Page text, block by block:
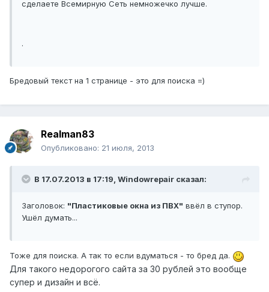
сделаете Всемирную Сеть немножечко лучше.
.
Бредовый текст на 1 странице - это для поиска =)
Realman83
Опубликовано: 21 июля, 2013
В 17.07.2013 в 17:19, Windowrepair сказал:
Заголовок: "Пластиковые окна из ПВХ" ввёл в ступор.
Ушёл думать...
Тоже для поиска. А так то если вдуматься - то бред да.
Для такого недорогого сайта за 30 рублей это вообще
супер и дизайн и всё.